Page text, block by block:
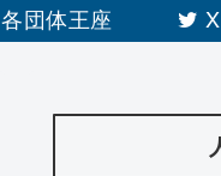
各団体王座